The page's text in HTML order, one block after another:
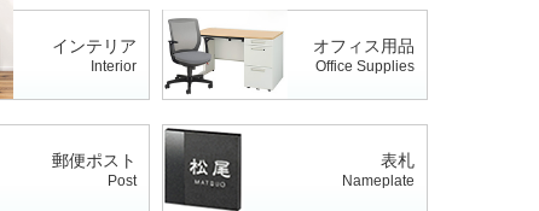
インテリア
Interior
オフィス用品
Office Supplies
郵便ポスト
Post
表札
Nameplate